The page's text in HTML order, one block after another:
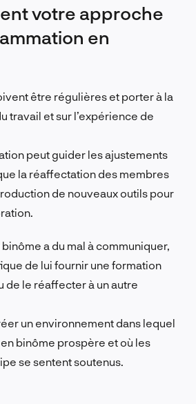
votre approche
en
être régulières et porter à la
travail et sur l’expérience de
peut guider les ajustements
la réaffectation des membres
de nouveaux outils pour
a du mal à communiquer,
de lui fournir une formation
de le réaffecter à un autre
un environnement dans lequel
binôme prospère et où les
se sentent soutenus.